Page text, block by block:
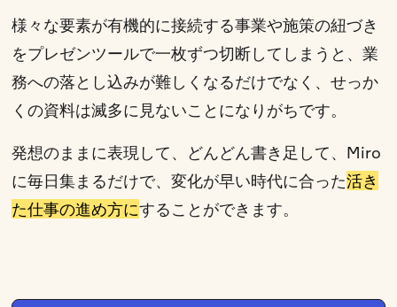
様々な要素が有機的に接続する事業や施策の紐づき
をプレゼンツールで一枚ずつ切断してしまうと、業
務への落とし込みが難しくなるだけでなく、せっか
くの資料は滅多に見ないことになりがちです。
発想のままに表現して、どんどん書き足して、Miro
に毎日集まるだけで、変化が早い時代に合った活き
た仕事の進め方にすることができます。